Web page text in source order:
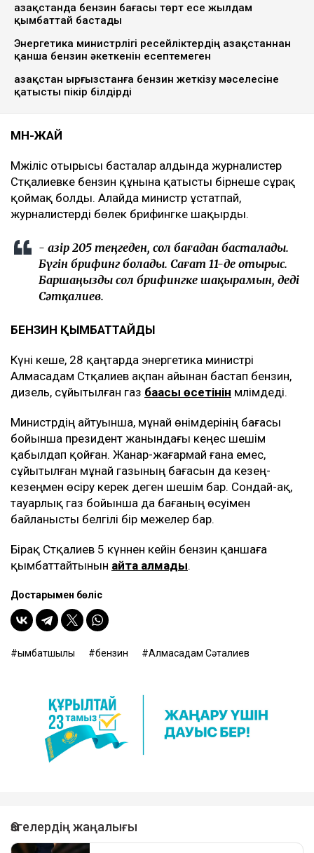
Қазақстанда бензин бағасы төрт есе жылдам
қымбаттай бастады
Энергетика министрлігі ресейліктердің Қазақстаннан
қанша бензин әкеткенін есептемеген
Қазақстан Қырғызстанға бензин жеткізу мәселесіне
қатысты пікір білдірді
МӘН-ЖАЙ
Мәжіліс отырысы басталар алдында журналистер
Сәтқалиевке бензин құнына қатысты бірнеше сұрақ
қоймақ болды. Алайда министр ұстатпай,
журналистерді бөлек брифингке шақырды.
- Қазір 205 теңгеден, сол бағадан басталады.
Бүгін брифинг болады. Сағат 11-де отырыс.
Баршаңызды сол брифингке шақырамын, деді
Сәтқалиев.
БЕНЗИН ҚЫМБАТТАЙДЫ
Күні кеше, 28 қаңтарда энергетика министрі
Алмасадам Сәтқалиев ақпан айынан бастап бензин,
дизель, сұйытылған газ бағасы өсетінін мәлімдеді.
Министрдің айтуынша, мұнай өнімдерінің бағасы
бойынша президент жанындағы кеңес шешім
қабылдап қойған. Жанар-жағармай ғана емес,
сұйытылған мұнай газының бағасын да кезең-
кезеңмен өсіру керек деген шешім бар. Сондай-ақ,
тауарлық газ бойынша да бағаның өсуімен
байланысты белгілі бір межелер бар.
Бірақ Сәтқалиев 5 күннен кейін бензин қаншаға
қымбаттайтынын айта алмады.
Достарыңмен бөліс
қымбатшылық бензин Алмасадам Сәтқалиев